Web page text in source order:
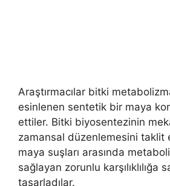
Araştırmacılar bitki
esinlenen sentetik bir maya
ettiler. Bitki biyosentezinin
zamansal düzenlemesini taklit
maya suşları arasında
sağlayan zorunlu karşılıklılığa
tasarladılar.